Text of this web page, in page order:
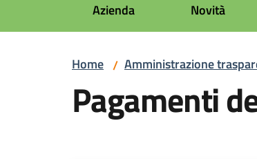
Azienda Novità
Home / Amministrazione
Pagamenti